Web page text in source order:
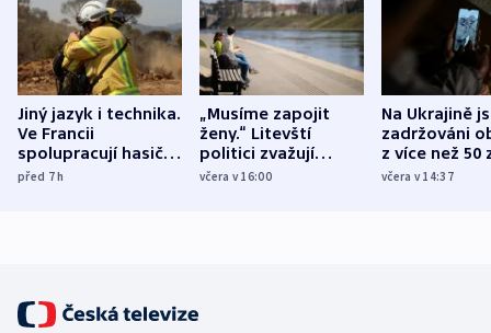
Jiný jazyk i technika.
Ve Francii
spolupracují hasiči z
různých zemí
před 7h
„Musíme zapojit
ženy.“ Litevští
politici zvažují
dohodu o
včera v 16:00
Na Ukrajině
zadržováni
z více než 50
Bojovali na
včera v 14:37